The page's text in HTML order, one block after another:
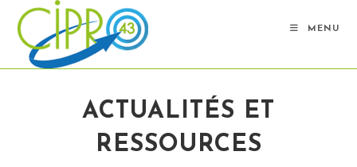
content
MENU
ACTUALITÉS ET
RESSOURCES